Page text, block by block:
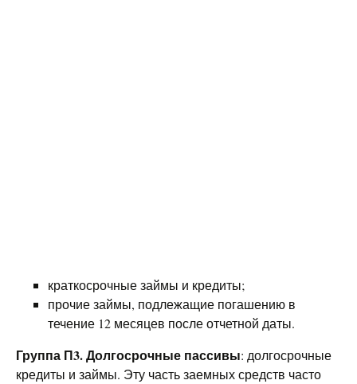
краткосрочные займы и кредиты;
прочие займы, подлежащие погашению в
течение 12 месяцев после отчетной даты.
Группа П3. Долгосрочные пассивы: долгосрочные
кредиты и займы. Эту часть заемных средств часто